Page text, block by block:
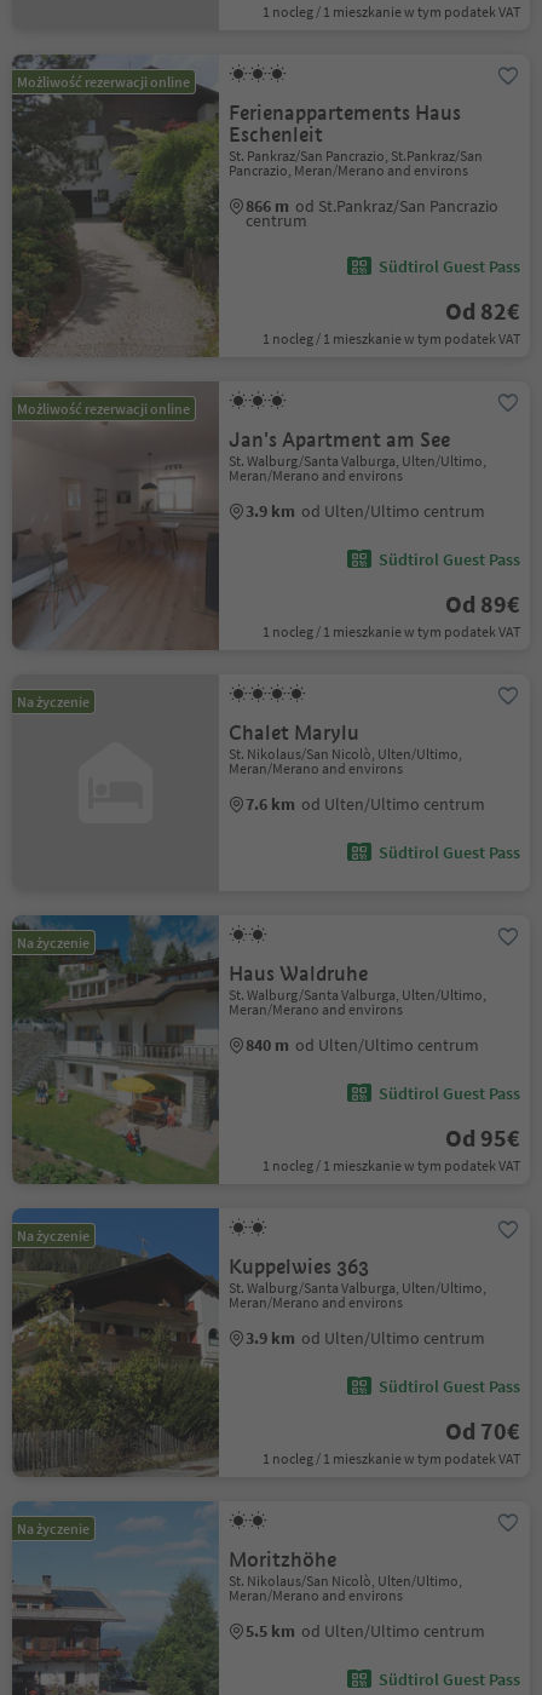
1 nocleg / 1 mieszkanie w tym podatek VAT
Możliwość rezerwacji online
Ferienappartements Haus
Eschenleit
St. Pankraz/San Pancrazio, St.Pankraz/San
Pancrazio, Meran/Merano and environs
866 m od St.Pankraz/San Pancrazio
centrum
Südtirol Guest Pass
Od 82€
1 nocleg / 1 mieszkanie w tym podatek VAT
Możliwość rezerwacji online
Jan's Apartment am See
St. Walburg/Santa Valburga, Ulten/Ultimo,
Meran/Merano and environs
3.9 km od Ulten/Ultimo centrum
Südtirol Guest Pass
Od 89€
1 nocleg / 1 mieszkanie w tym podatek VAT
Na życzenie
Chalet Marylu
St. Nikolaus/San Nicolò, Ulten/Ultimo,
Meran/Merano and environs
7.6 km od Ulten/Ultimo centrum
Südtirol Guest Pass
Na życzenie
Haus Waldruhe
St. Walburg/Santa Valburga, Ulten/Ultimo,
Meran/Merano and environs
840 m od Ulten/Ultimo centrum
Südtirol Guest Pass
Od 95€
1 nocleg / 1 mieszkanie w tym podatek VAT
Na życzenie
Kuppelwies 363
St. Walburg/Santa Valburga, Ulten/Ultimo,
Meran/Merano and environs
3.9 km od Ulten/Ultimo centrum
Südtirol Guest Pass
Od 70€
1 nocleg / 1 mieszkanie w tym podatek VAT
Na życzenie
Moritzhöhe
St. Nikolaus/San Nicolò, Ulten/Ultimo,
Meran/Merano and environs
5.5 km od Ulten/Ultimo centrum
Südtirol Guest Pass